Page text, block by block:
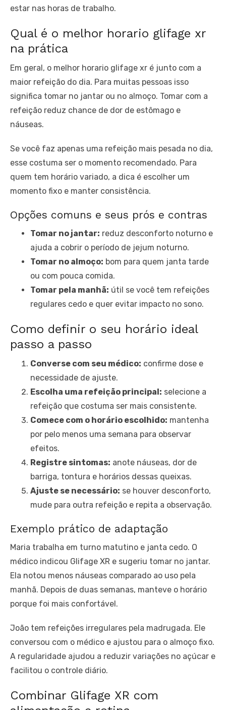
estar nas horas de trabalho.
Qual é o melhor horario glifage xr
na prática
Em geral, o melhor horario glifage xr é junto com a
maior refeição do dia. Para muitas pessoas isso
significa tomar no jantar ou no almoço. Tomar com a
refeição reduz chance de dor de estômago e
náuseas.
Se você faz apenas uma refeição mais pesada no dia,
esse costuma ser o momento recomendado. Para
quem tem horário variado, a dica é escolher um
momento fixo e manter consistência.
Opções comuns e seus prós e contras
Tomar no jantar: reduz desconforto noturno e
ajuda a cobrir o período de jejum noturno.
Tomar no almoço: bom para quem janta tarde
ou com pouca comida.
Tomar pela manhã: útil se você tem refeições
regulares cedo e quer evitar impacto no sono.
Como definir o seu horário ideal
passo a passo
Converse com seu médico: confirme dose e
necessidade de ajuste.
Escolha uma refeição principal: selecione a
refeição que costuma ser mais consistente.
Comece com o horário escolhido: mantenha
por pelo menos uma semana para observar
efeitos.
Registre sintomas: anote náuseas, dor de
barriga, tontura e horários dessas queixas.
Ajuste se necessário: se houver desconforto,
mude para outra refeição e repita a observação.
Exemplo prático de adaptação
Maria trabalha em turno matutino e janta cedo. O
médico indicou Glifage XR e sugeriu tomar no jantar.
Ela notou menos náuseas comparado ao uso pela
manhã. Depois de duas semanas, manteve o horário
porque foi mais confortável.
João tem refeições irregulares pela madrugada. Ele
conversou com o médico e ajustou para o almoço fixo.
A regularidade ajudou a reduzir variações no açúcar e
facilitou o controle diário.
Combinar Glifage XR com